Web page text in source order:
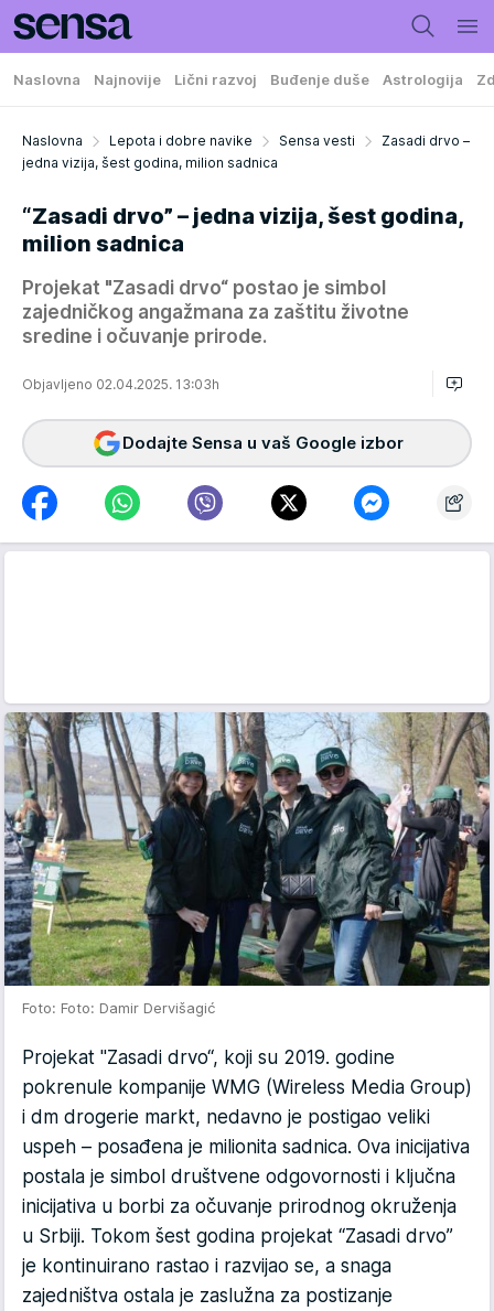
Naslovna Najnovije Lični razvoj Buđenje duše Astrologija
Naslovna Lepota i dobre navike Sensa vesti
Zasadi drvo –
jedna vizija, šest godina, milion sadnica
“Zasadi drvo” – jedna vizija, šest godina,
milion sadnica
Projekat "Zasadi drvo“ postao je simbol
zajedničkog angažmana za zaštitu životne
sredine i očuvanje prirode.
Objavljeno 02.04.2025. 13:03h
Dodajte Sensa u vaš Google izbor
Foto: Foto: Damir Dervišagić
Projekat "Zasadi drvo“, koji su 2019. godine
pokrenule kompanije WMG (Wireless Media Group)
i dm drogerie markt, nedavno je postigao veliki
uspeh – posađena je milionita sadnica. Ova inicijativa
postala je simbol društvene odgovornosti i ključna
inicijativa u borbi za očuvanje prirodnog okruženja
u Srbiji. Tokom šest godina projekat “Zasadi drvo”
je kontinuirano rastao i razvijao se, a snaga
zajedništva ostala je zaslužna za postizanje